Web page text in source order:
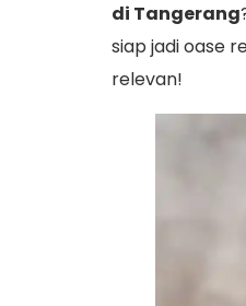
di Tangerang
siap jadi oase
relevan!